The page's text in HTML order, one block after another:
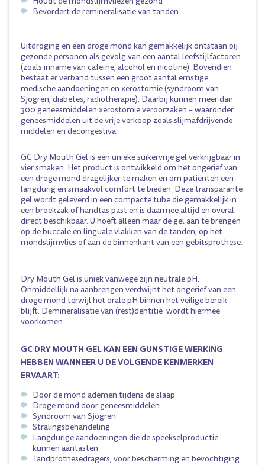
Bevordert de remineralisatie van tanden.
Uitdroging en een droge mond kan gemakkelijk ontstaan bij
gezonde personen als gevolg van een aantal leefstijlfactoren
(zoals inname van cafeïne, alcohol en nicotine). Bovendien
bestaat er verband tussen een groot aantal ernstige
medische aandoeningen en xerostomie (syndroom van
Sjögren, diabetes, radiotherapie). Daarbij kunnen meer dan
300 geneesmiddelen xerostomie veroorzaken – waaronder
geneesmiddelen uit de vrije verkoop zoals slijmafdrijvende
middelen en decongestiva.
GC Dry Mouth Gel is een unieke suikervrije gel verkrijgbaar in
vier smaken. Het product is ontwikkeld om het ongerief van
een droge mond dragelijker te maken en om patiënten een
langdurig en smaakvol comfort te bieden. Deze transparante
gel wordt geleverd in een compacte tube die gemakkelijk in
een broekzak of handtas past en is daarmee altijd en overal
direct beschikbaar. U hoeft alleen maar de gel aan te brengen
op de buccale en linguale vlakken van de tanden, op het
mondslijmvlies of aan de binnenkant van een gebitsprothese.
Dry Mouth Gel is uniek vanwege zijn neutrale pH.
Onmiddellijk na aanbrengen verdwijnt het ongerief van een
droge mond terwijl het orale pH binnen het veilige bereik
blijft. Demineralisatie van (rest)dentitie wordt hiermee
voorkomen.
GC DRY MOUTH GEL KAN EEN GUNSTIGE WERKING
HEBBEN WANNEER U DE VOLGENDE KENMERKEN
ERVAART:
Door de mond ademen tijdens de slaap
Droge mond door geneesmiddelen
Syndroom van Sjögren
Stralingsbehandeling
Langdurige aandoeningen die de speekselproductie
kunnen aantasten
Tandprothesedragers, voor bescherming en bevochtiging